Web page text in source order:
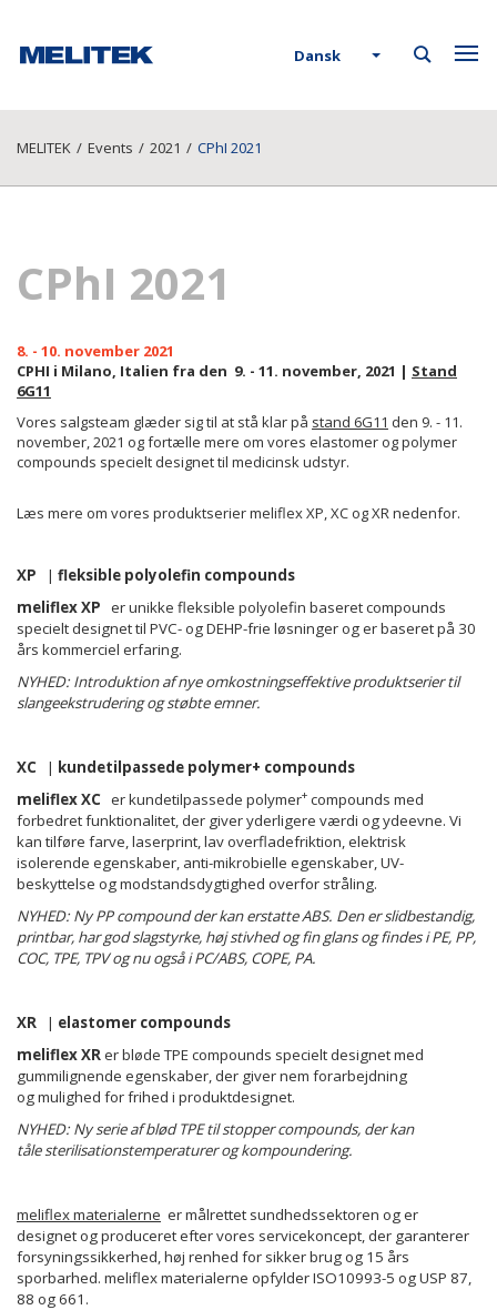
Dansk
MELITEK / Events / 2021 / CPhI 2021
CPhI 2021
8. - 10. november 2021
CPHI i Milano, Italien fra den 9. - 11. november, 2021 | Stand
6G11
Vores salgsteam glæder sig til at stå klar på stand 6G11 den 9. - 11.
november, 2021 og fortælle mere om vores elastomer og polymer
compounds specielt designet til medicinsk udstyr.
Læs mere om vores produktserier meliflex XP, XC og XR nedenfor.
XP | fleksible polyolefin compounds
meliflex XP er unikke fleksible polyolefin baseret compounds
specielt designet til PVC- og DEHP-frie løsninger og er baseret på 30
års kommerciel erfaring.
NYHED: Introduktion af nye omkostningseffektive produktserier til
slangeekstrudering og støbte emner.
XC | kundetilpassede polymer+ compounds
meliflex XC er kundetilpassede polymer+ compounds med
forbedret funktionalitet, der giver yderligere værdi og ydeevne. Vi
kan tilføre farve, laserprint, lav overfladefriktion, elektrisk
isolerende egenskaber, anti-mikrobielle egenskaber, UV-
beskyttelse og modstandsdygtighed overfor stråling.
NYHED: Ny PP compound der kan erstatte ABS. Den er slidbestandig,
printbar, har god slagstyrke, høj stivhed og fin glans og findes i PE, PP,
COC, TPE, TPV og nu også i PC/ABS, COPE, PA.
XR | elastomer compounds
meliflex XRer bløde TPE compounds specielt designet med
gummilignende egenskaber, der giver nem forarbejdning
og mulighed for frihed i produktdesignet.
NYHED: Ny serie af blød TPE til stopper compounds, der kan
tåle sterilisationstemperaturer og kompoundering.
meliflex materialerne er målrettet sundhedssektoren og er
designet og produceret efter vores servicekoncept, der garanterer
forsyningssikkerhed, høj renhed for sikker brug og 15 års
sporbarhed. meliflex materialerne opfylder ISO10993-5 og USP 87,
88 og 661.